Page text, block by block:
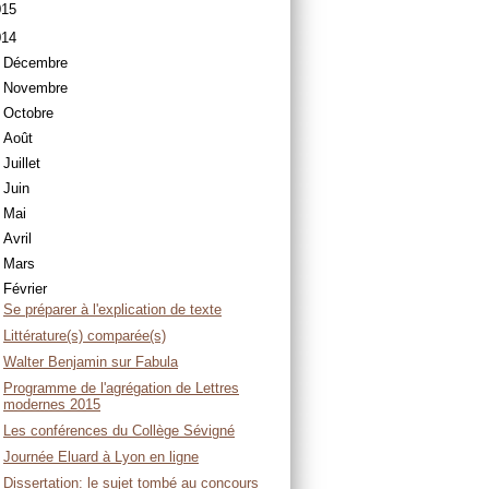
Décembre
Novembre
Octobre
Août
Juillet
Juin
Mai
Avril
Mars
Février
Se préparer à l'explication de texte
Littérature(s) comparée(s)
Walter Benjamin sur Fabula
Programme de l'agrégation de Lettres
modernes 2015
Les conférences du Collège Sévigné
Journée Eluard à Lyon en ligne
Dissertation: le sujet tombé au concours